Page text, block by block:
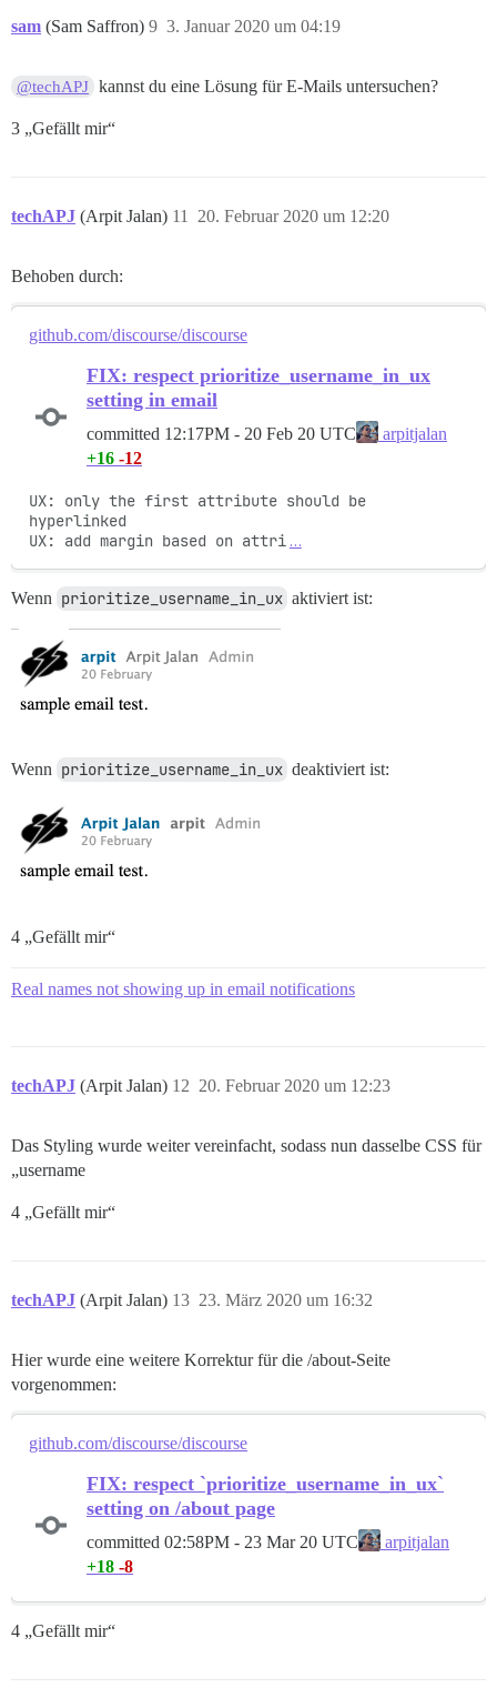
sam (Sam Saffron) 3. Januar 2020 um 04:19
9
@techAPJ kannst du eine Lösung für E-Mails untersuchen?
3 „Gefällt mir“
techAPJ (Arpit Jalan) 20. Februar 2020 um 12:20
11
Behoben durch:
github.com/discourse/discourse
FIX: respect prioritize_username_in_ux
setting in email
committed 12:17PM - 20 Feb 20 UTC
arpitjalan
+16 -12
UX: only the first attribute should be
hyperlinked
UX: add margin based on attri …
Wenn prioritize_username_in_ux aktiviert ist:
Wenn prioritize_username_in_ux deaktiviert ist:
4 „Gefällt mir“
Real names not showing up in email notifications
techAPJ (Arpit Jalan) 20. Februar 2020 um 12:23
12
Das Styling wurde weiter vereinfacht, sodass nun dasselbe CSS für
„username
4 „Gefällt mir“
techAPJ (Arpit Jalan) 23. März 2020 um 16:32
13
Hier wurde eine weitere Korrektur für die /about-Seite
vorgenommen:
github.com/discourse/discourse
FIX: respect `prioritize_username_in_ux`
setting on /about page
committed 02:58PM - 23 Mar 20 UTC
arpitjalan
+18 -8
4 „Gefällt mir“